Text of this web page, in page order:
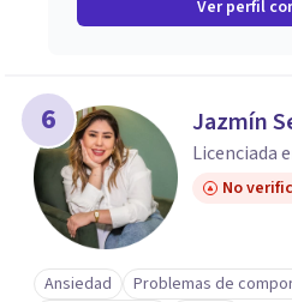
Ver perfil
6 Jazmín
Licenciada
No
Ansiedad
Problemas de